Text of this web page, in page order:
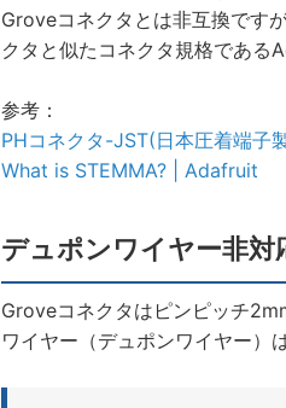
Groveコネクタとは非互換です
クタと似たコネクタ規格である
参考：
PHコネクタ-JST(日本圧着端子
What is STEMMA? | Adafruit
デュポンワイヤー非対
Groveコネクタはピンピッチ
ワイヤー（デュポンワイヤー）